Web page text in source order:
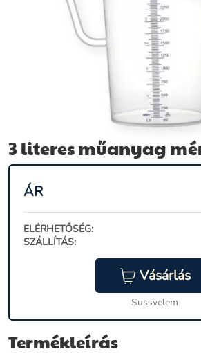
3 literes műanyag
ÁR
ELÉRHETŐSÉG:
SZÁLLÍTÁS:
Vásárlás
Sussvelem
Termékleírás